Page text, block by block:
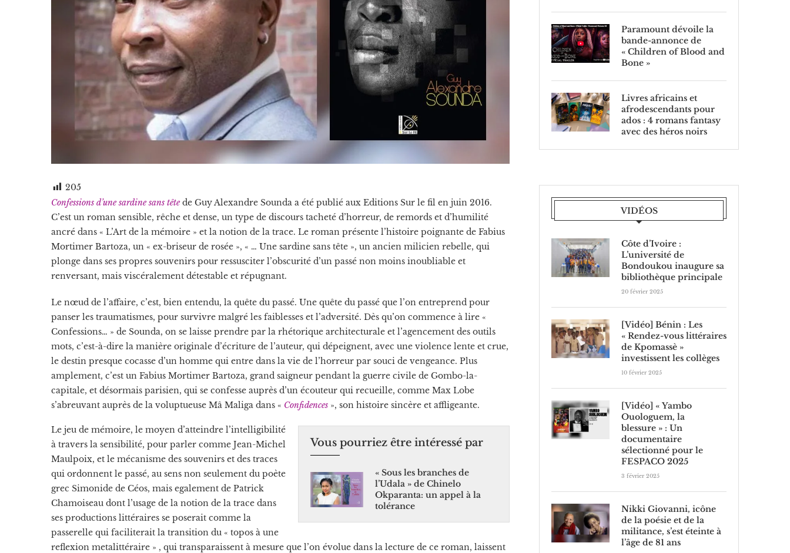
205
Confessions d’une sardine sans têtede Guy Alexandre Sounda a été publié aux Editions Sur le fil en juin 2016.
C’est un roman sensible, rêche et dense, un type de discours tacheté d’horreur, de remords et d’humilité
ancré dans « L’Art de la mémoire » et la notion de la trace. Le roman présente l’histoire poignante de Fabius
Mortimer Bartoza, un « ex-briseur de rosée », « … Une sardine sans tête », un ancien milicien rebelle, qui
plonge dans ses propres souvenirs pour ressusciter l’obscurité d’un passé non moins inoubliable et
renversant, mais viscéralement détestable et répugnant.
Le nœud de l’affaire, c’est, bien entendu, la quête du passé. Une quête du passé que l’on entreprend pour
panser les traumatismes, pour survivre malgré les faiblesses et l’adversité. Dès qu’on commence à lire «
Confessions… » de Sounda, on se laisse prendre par la rhétorique architecturale et l’agencement des outils
mots, c’est-à-dire la manière originale d’écriture de l’auteur, qui dépeignent, avec une violence lente et crue,
le destin presque cocasse d’un homme qui entre dans la vie de l’horreur par souci de vengeance. Plus
amplement, c’est un Fabius Mortimer Bartoza, grand saigneur pendant la guerre civile de Gombo-la-
capitale, et désormais parisien, qui se confesse auprès d’un écouteur qui recueille, comme Max Lobe
s’abreuvant auprès de la voluptueuse Mâ Maliga dans « Confidences », son histoire sincère et affligeante.
Vous pourriez être intéressé par
« Sous les branches de
l’Udala » de Chinelo
Okparanta: un appel à la
tolérance
Le jeu de mémoire, le moyen d’atteindre l’intelligibilité
à travers la sensibilité, pour parler comme Jean-Michel
Maulpoix, et le mécanisme des souvenirs et des traces
qui ordonnent le passé, au sens non seulement du poète
grec Simonide de Céos, mais egalement de Patrick
Chamoiseau dont l’usage de la notion de la trace dans
ses productions littéraires se poserait comme la
passerelle qui faciliterait la transition du « topos à une
reflexion metalittéraire » , qui transparaissent à mesure que l’on évolue dans la lecture de ce roman, laissent
Paramount dévoile la
bande-annonce de
« Children of Blood and
Bone »
Livres africains et
afrodescendants pour
ados : 4 romans fantasy
avec des héros noirs
VIDÉOS
Côte d’Ivoire :
L’université de
Bondoukou inaugure sa
bibliothèque principale
20 février 2025
[Vidéo] Bénin : Les
« Rendez-vous littéraires
de Kpomassè »
investissent les collèges
10 février 2025
[Vidéo] « Yambo
Ouologuem, la
blessure » : Un
documentaire
sélectionné pour le
FESPACO 2025
3 février 2025
Nikki Giovanni, icône
de la poésie et de la
militance, s’est éteinte à
l’âge de 81 ans